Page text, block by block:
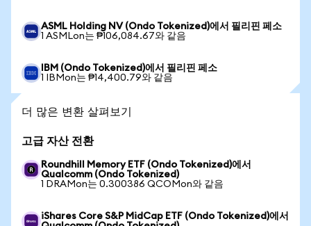
ASML Holding NV (Ondo Tokenized)에서 필리핀 페소
1 ASMLon는 ₱106,084.67와 같음
IBM (Ondo Tokenized)에서 필리핀 페소
1 IBMon는 ₱14,400.79와 같음
더 많은 변환 살펴보기
고급 자산 전환
Roundhill Memory ETF (Ondo Tokenized)에서
Qualcomm (Ondo Tokenized)
1 DRAMon는 0.300386 QCOMon와 같음
iShares Core S&P MidCap ETF (Ondo Tokenized)에서